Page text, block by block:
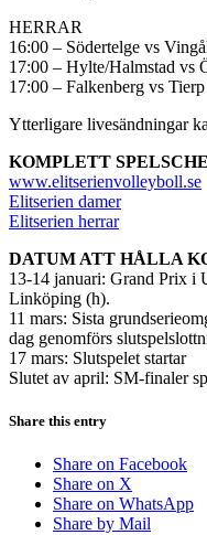
HERRAR
16:00 – Södertelge vs
17:00 – Hylte/Halmstad vs
17:00 – Falkenberg vs
Ytterligare livesändningar
KOMPLETT
www.elitserienvolleyboll.se
Elitserien damer
Elitserien herrar
DATUM ATT HÅLLA
13-14 januari: Grand Prix i
Linköping (h).
11 mars: Sista
dag genomförs
17 mars: Slutspelet startar
Slutet av april: SM-finaler
Share this entry
Share on Facebook
Share on X
Share on WhatsApp
Share by Mail